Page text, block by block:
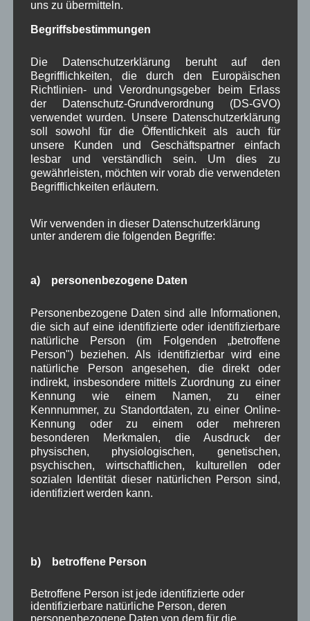
Juli 2023(8)
Juni 2023(7)
Mai 2023(8)
März 2023(5)
Februar 2023(3)
Januar 2023(8)
Dezember 2022(7)
November 2022(8)
Oktober 2022(8)
September 2022
August 2022(6)
Juli 2022(5)
April 2022(8)
März 2022(6)
Dezember 2021(7)
Oktober 2021(8)
September 2021 (8)
August 2021(4)
Juli 2021(10)
Juni 2021(9)
Mai 2021(5)
April 2021(4)
März 2021(3)
Februar 2021
(4)
Januar 2021(9)
Dezember 2020(7)
November 2020
(7)
Oktober 2020(7)
Mai 2020(9)
März 2020(5)
Februar 2020(11)
uns zu übermitteln.
Begriffsbestimmungen
Die Datenschutzerklärung beruht auf den
Begrifflichkeiten, die durch den Europäischen
Richtlinien- und Verordnungsgeber beim Erlass
der Datenschutz-Grundverordnung (DS-GVO)
verwendet wurden. Unsere Datenschutzerklärung
soll sowohl für die Öffentlichkeit als auch für
unsere Kunden und Geschäftspartner einfach
lesbar und verständlich sein. Um dies zu
gewährleisten, möchten wir vorab die verwendeten
Begrifflichkeiten erläutern.
Wir verwenden in dieser Datenschutzerklärung
unter anderem die folgenden Begriffe:
a) personenbezogene Daten
Personenbezogene Daten sind alle Informationen,
die sich auf eine identifizierte oder identifizierbare
natürliche Person (im Folgenden „betroffene
Person") beziehen. Als identifizierbar wird eine
natürliche Person angesehen, die direkt oder
indirekt, insbesondere mittels Zuordnung zu einer
Kennung wie einem Namen, zu einer
Kennnummer, zu Standortdaten, zu einer Online-
Kennung oder zu einem oder mehreren
besonderen Merkmalen, die Ausdruck der
physischen, physiologischen, genetischen,
psychischen, wirtschaftlichen, kulturellen oder
sozialen Identität dieser natürlichen Person sind,
identifiziert werden kann.
b) betroffene Person
Betroffene Person ist jede identifizierte oder
identifizierbare natürliche Person, deren
personenbezogene Daten von dem für die